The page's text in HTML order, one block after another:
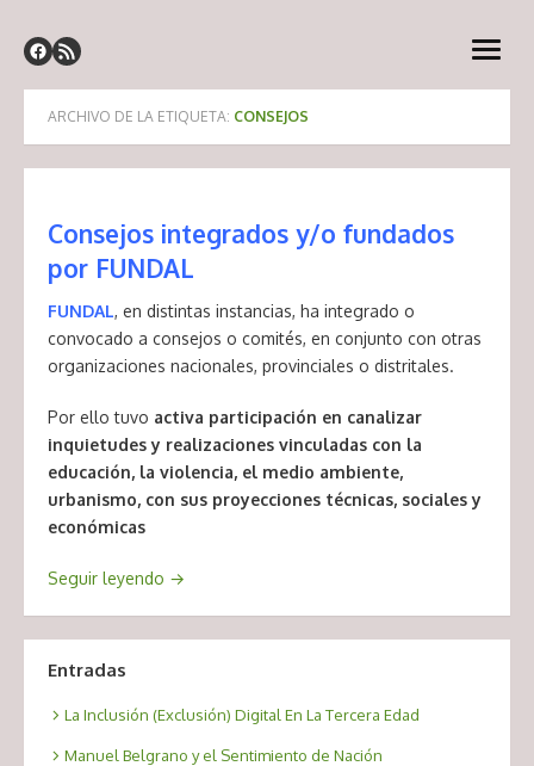
al
contenido
Fundal – Fundación
Latinoamericana
Fundación Latinoamericana
abrir
ARCHIVO DE LA ETIQUETA: CONSEJOS
Consejos integrados y/o fundados
por FUNDAL
FUNDAL, en distintas instancias, ha integrado o
convocado a consejos o comités, en conjunto con otras
organizaciones nacionales, provinciales o distritales.
Por ello tuvo activa participación en canalizar
inquietudes y realizaciones vinculadas con la
educación, la violencia, el medio ambiente,
urbanismo, con sus proyecciones técnicas, sociales y
económicas
Seguir leyendo →
Entradas
La Inclusión (Exclusión) Digital En La Tercera Edad
Manuel Belgrano y el Sentimiento de Nación